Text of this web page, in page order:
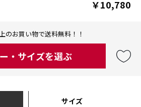
￥10,780
のお買い物で送料無料！！
・サイズを選ぶ
サイズ